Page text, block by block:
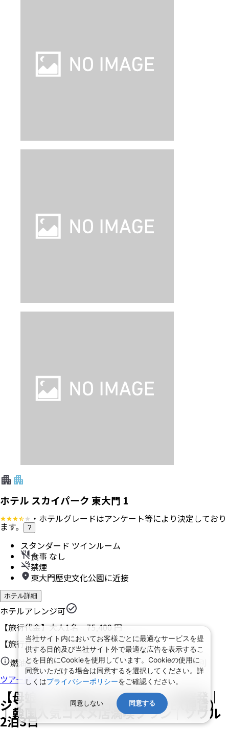
ホテル スカイパーク 東大門 1
・ホテルグレードはアンケート等により決定しており
ます。 ?
スタンダード ツインルーム
食事 なし
禁煙
東大門歴史文化公園に近接
ホテル詳細
ホテルアレンジ可
【旅行代金】大人1名75,400円
【旅行代金合計】150,800円/2名1室
燃油込み、諸税（空港税、リゾートフィーなど）等別
ツアー詳細
【母娘・女子旅におすすめ】｜関空発｜
ジンエアー 往復直行便利用（PEX運賃）
｜韓国人気コスメ店満喫プラン｜ソウル
2泊3日
当社サイト内においてお客様ごとに最適なサービスを提
供する目的及び当社サイト外で最適な広告を表示するこ
とを目的にCookieを使用しています。Cookieの使用に
同意いただける場合は同意するを選択してください。詳
しくはプライバシーポリシーをご確認ください。
同意しない 同意する